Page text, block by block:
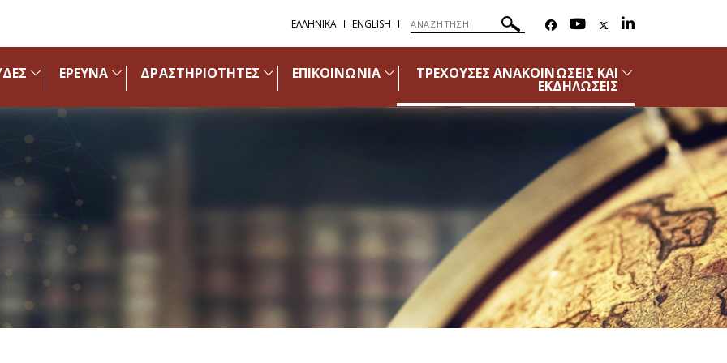
ΕΛΛΗΝΙΚΑ ENGLISH
ΕΡΕΥΝΑ ΔΡΑΣΤΗΡΙΟΤΗΤΕΣ ΕΠΙΚΟΙΝΩΝΙΑ ΤΡΕΧΟΥΣΕΣ ΑΝΑΚΟΙΝΩΣΕΙΣ ΚΑΙ
ΕΚΔΗΛΩΣΕΙΣ